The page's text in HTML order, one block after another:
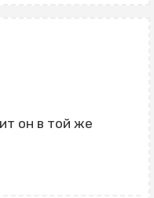
он в той же